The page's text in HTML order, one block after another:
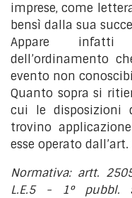
imprese, come
bensì dalla sua
Appare
dell’ordinamento
evento non
Quanto sopra si
cui le disposizioni
trovino
esse operato
Normativa: artt.
L.E.5 - 1° pubbl.